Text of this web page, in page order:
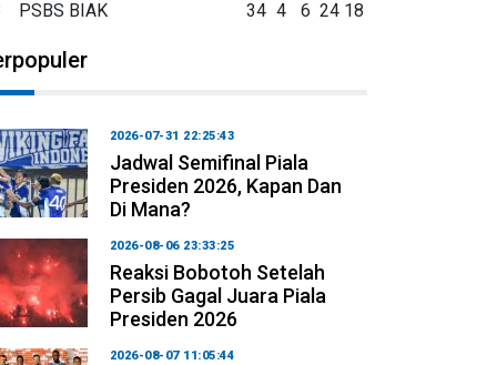
PSBS BIAK 34 4 6 24 18
2026-07-31 22:25:43
Jadwal Semifinal Piala
Presiden 2026, Kapan Dan
Di Mana?
2026-08-06 23:33:25
Reaksi Bobotoh Setelah
Persib Gagal Juara Piala
Presiden 2026
2026-08-07 11:05:44